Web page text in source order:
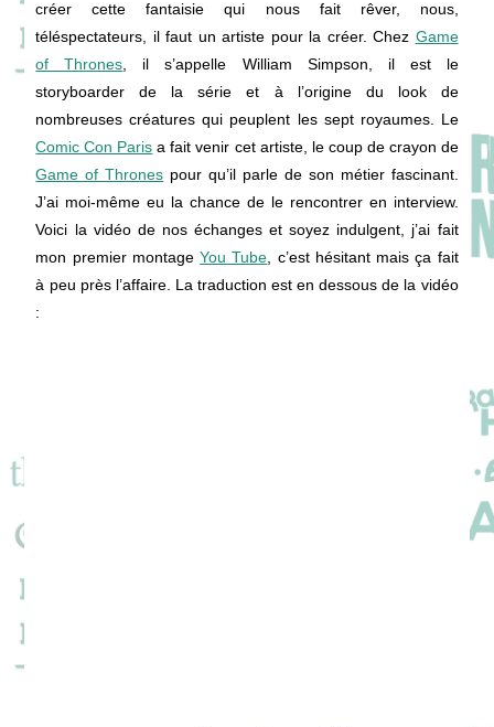
créer cette fantaisie qui nous fait rêver, nous,
téléspectateurs, il faut un artiste pour la créer. Chez Game
of Thrones , il s’appelle William Simpson, il est le
storyboarder de la série et à l’origine du look de
nombreuses créatures qui peuplent les sept royaumes. Le
Comic Con Paris a fait venir cet artiste, le coup de crayon de
Game of Thrones pour qu’il parle de son métier fascinant.
J’ai moi-même eu la chance de le rencontrer en interview.
Voici la vidéo de nos échanges et soyez indulgent, j’ai fait
mon premier montageYou Tube , c’est hésitant mais ça fait
à peu près l’affaire. La traduction est en dessous de la vidéo
: